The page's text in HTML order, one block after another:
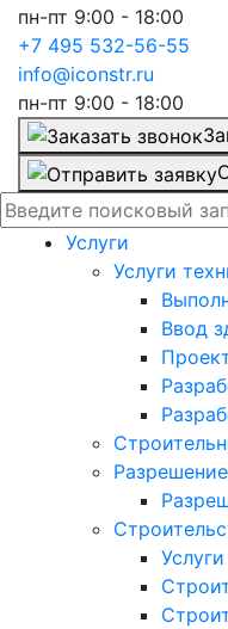
пн-пт 9:00 - 18:00
+7 495 532-56-55
info@iconstr.ru
пн-пт 9:00 - 18:00
Услуги
Услуги
Ввод